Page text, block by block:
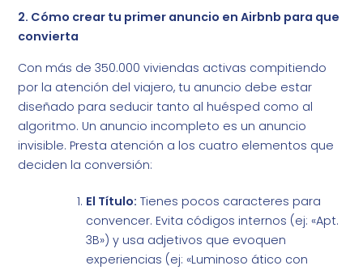
2. Cómo crear tu primer anuncio en Airbnb para que
convierta
Con más de 350.000 viviendas activas compitiendo
por la atención del viajero, tu anuncio debe estar
diseñado para seducir tanto al huésped como al
algoritmo. Un anuncio incompleto es un anuncio
invisible. Presta atención a los cuatro elementos que
deciden la conversión:
El Título: Tienes pocos caracteres para
convencer. Evita códigos internos (ej: «Apt.
3B») y usa adjetivos que evoquen
experiencias (ej: «Luminoso ático con